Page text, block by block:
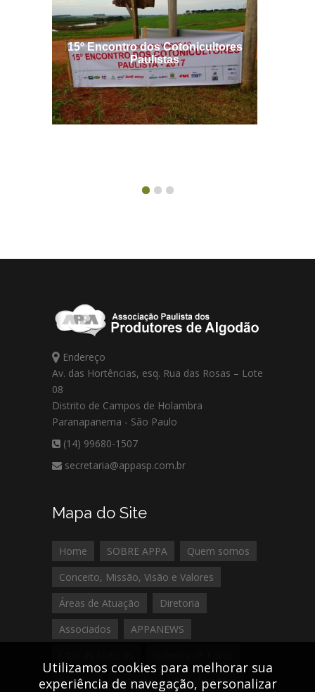
15º Encontro dos Cotonicultores
Paulistas
Endereço
Av. das Hortências, esq. Rua das Rosas – Lote
08
Distrito de Campos de Holambra
Paranapanema - São Paulo
(14) 99680-1507
secretaria@appasp.com.br
Mapa do Site
Home SOBRE APPA
Quem somos
Conceito, Missão, Visão e Valores
Áreas de Atuação
Diretoria
Associados
APPANEWS
Eventos
Cotação Beneficiadora
Utilizamos cookies para melhorar sua
experiência de navegação, personalizar